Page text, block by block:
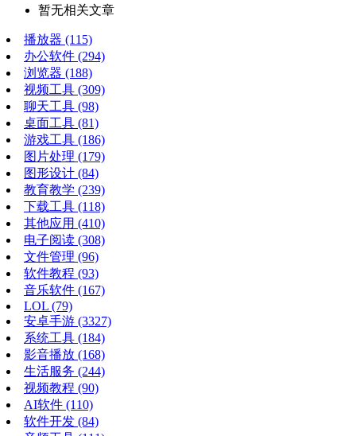
暂无相关文章
播放器 (115)
办公软件 (294)
浏览器 (188)
视频工具 (309)
聊天工具 (98)
桌面工具 (81)
游戏工具 (186)
图片处理 (179)
图形设计 (84)
教育教学 (239)
下载工具 (118)
其他应用 (410)
电子阅读 (308)
文件管理 (96)
软件教程 (93)
音乐软件 (167)
LOL (79)
安卓手游 (3327)
系统工具 (184)
影音播放 (168)
生活服务 (244)
视频教程 (90)
AI软件 (110)
软件开发 (84)